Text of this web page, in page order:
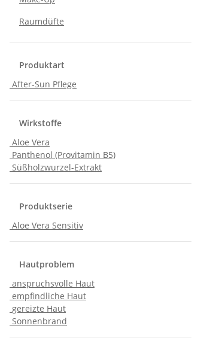
Raumdüfte
Produktart
After-Sun Pflege
Wirkstoffe
Aloe Vera
Panthenol (Provitamin B5)
Süßholzwurzel-Extrakt
Produktserie
Aloe Vera Sensitiv
Hautproblem
anspruchsvolle Haut
empfindliche Haut
gereizte Haut
Sonnenbrand